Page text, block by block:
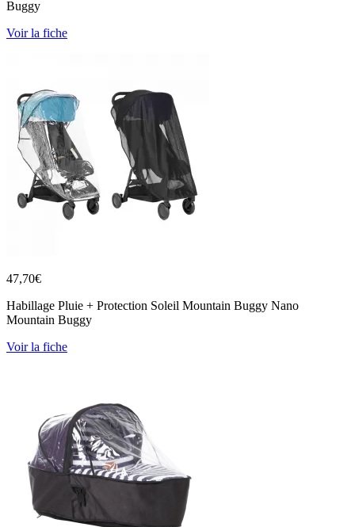
Buggy
Voir la fiche
47,70€
Habillage Pluie + Protection Soleil Mountain Buggy Nano
Mountain Buggy
Voir la fiche